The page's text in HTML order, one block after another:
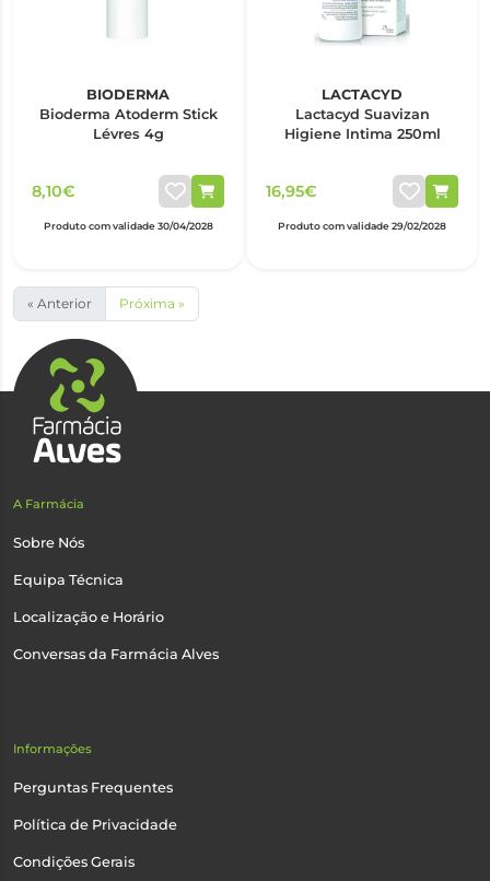
BIODERMA
Bioderma Atoderm Stick
Lévres 4g
8,10€
Produto com validade 30/04/2028
LACTACYD
Lactacyd Suavizan
Higiene Intima 250ml
16,95€
Produto com validade 29/02/2028
« Anterior Próxima »
A Farmácia
Sobre Nós
Equipa Técnica
Localização e Horário
Conversas da Farmácia Alves
Informações
Perguntas Frequentes
Política de Privacidade
Condições Gerais